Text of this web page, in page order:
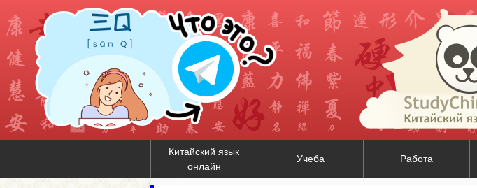
Китайский язык
онлайн
Учеба Работа